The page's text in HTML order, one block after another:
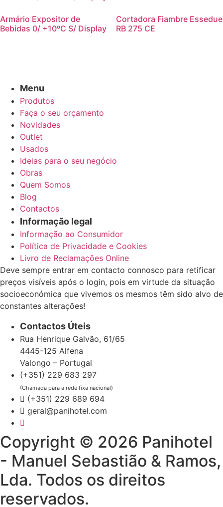
Armário Expositor de
Bebidas 0/ +10ºC S/ Display
Cortadora Fiambre Essedue
RB 275 CE
Menu
Produtos
Faça o seu orçamento
Novidades
Outlet
Usados
Ideias para o seu negócio
Obras
Quem Somos
Blog
Contactos
Informação legal
Informação ao Consumidor
Política de Privacidade e Cookies
Livro de Reclamações Online
Deve sempre entrar em contacto connosco para retificar
preços visíveis após o login, pois em virtude da situação
socioeconómica que vivemos os mesmos têm sido alvo de
constantes alterações!
Contactos Úteis
Rua Henrique Galvão, 61/65
4445-125 Alfena
Valongo – Portugal
(+351) 229 683 297
(Chamada para a rede fixa nacional)
(+351) 229 689 694
geral@panihotel.com
Copyright © 2026 Panihotel
- Manuel Sebastião & Ramos,
Lda. Todos os direitos
reservados.